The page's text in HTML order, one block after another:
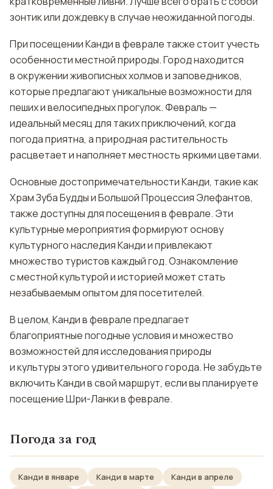
зонтик или дождевку в случае неожиданной погоды.
При посещении Канди в феврале также стоит учесть
особенности местной природы. Город находится
в окружении живописных холмов и заповедников,
которые предлагают уникальные возможности для
пеших и велосипедных прогулок. Февраль —
идеальный месяц для таких приключений, когда
погода приятна, а природная растительность
расцветает и наполняет местность яркими цветами.
Основные достопримечательности Канди, такие как
Храм Зуба Будды и Большой Процессия Элефантов,
также доступны для посещения в феврале. Эти
культурные мероприятия формируют основу
культурного наследия Канди и привлекают
множество туристов каждый год. Ознакомление
с местной культурой и историей может стать
незабываемым опытом для посетителей.
В целом, Канди в феврале предлагает
благоприятные погодные условия и множество
возможностей для исследования природы
и культуры этого удивительного города. Не забудьте
включить Канди в свой маршрут, если вы планируете
посещение Шри-Ланки в феврале.
Погода за год
Канди в январе Канди в марте
Канди в апреле